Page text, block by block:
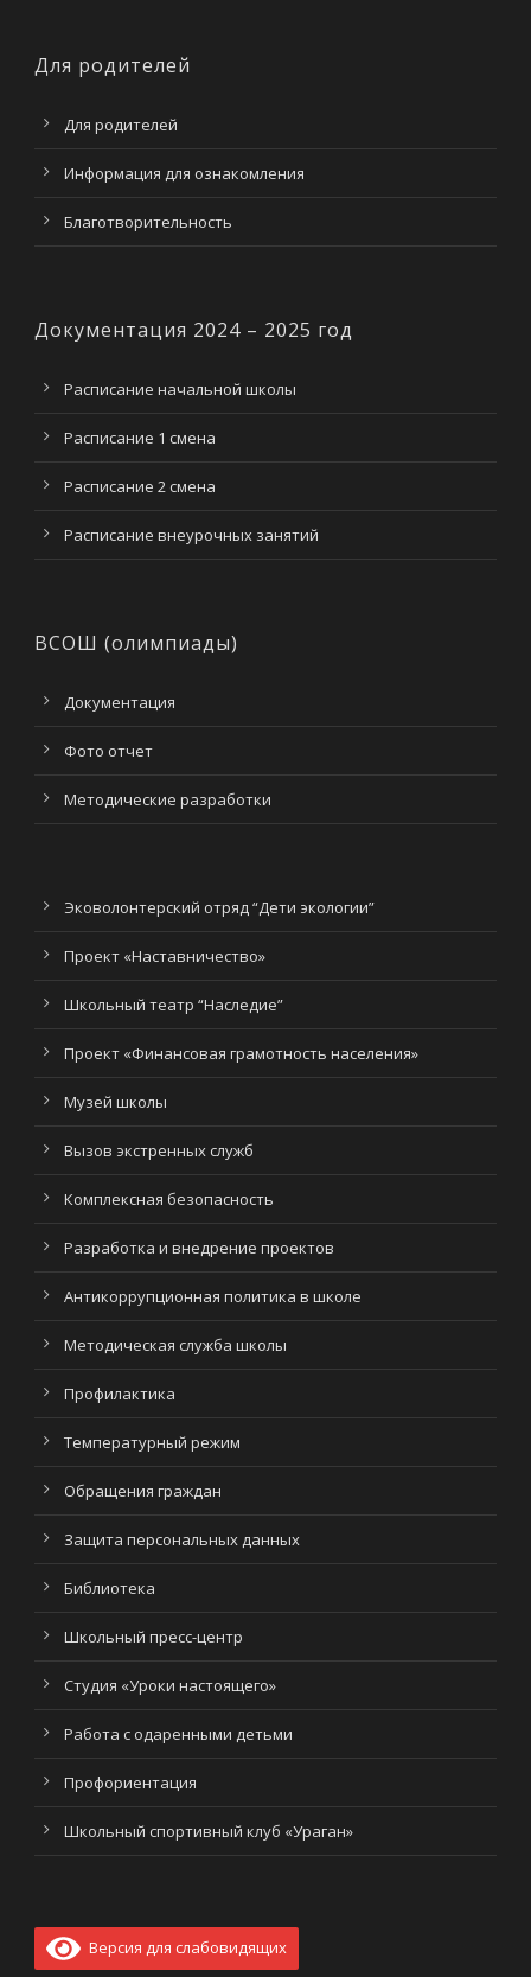
Для родителей
Для родителей
Информация для ознакомления
Благотворительность
Документация 2024 – 2025 год
Расписание начальной школы
Расписание 1 смена
Расписание 2 смена
Расписание внеурочных занятий
ВСОШ (олимпиады)
Документация
Фото отчет
Методические разработки
Эковолонтерский отряд “Дети экологии”
Проект «Наставничество»
Школьный театр “Наследие”
Проект «Финансовая грамотность населения»
Музей школы
Вызов экстренных служб
Комплексная безопасность
Разработка и внедрение проектов
Антикоррупционная политика в школе
Методическая служба школы
Профилактика
Температурный режим
Обращения граждан
Защита персональных данных
Библиотека
Школьный пресс-центр
Студия «Уроки настоящего»
Работа с одаренными детьми
Профориентация
Школьный спортивный клуб «Ураган»
Версия для слабовидящих